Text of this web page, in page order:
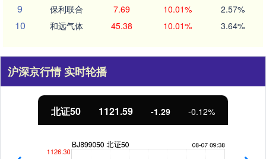
9 保利联合 7.69 10.01% 2.57%
10 和远气体 45.38 10.01% 3.64%
沪深京行情 实时轮播
北证50 1121.59 -1.29 -0.12%